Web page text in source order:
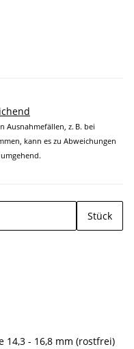
Ausnahmefällen, z. B. bei
kann es zu Abweichungen
Stück
14,3 - 16,8 mm (rostfrei)